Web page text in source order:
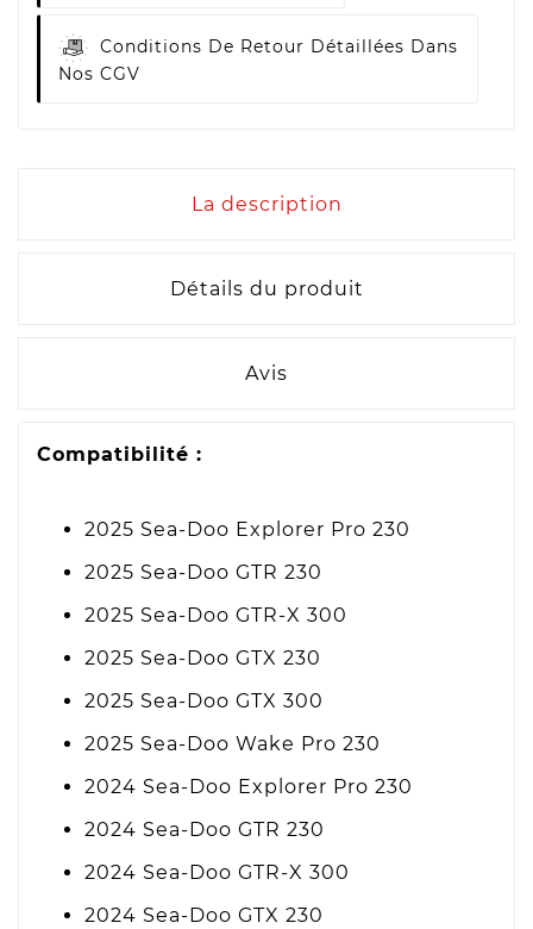
Conditions De Retour Détaillées Dans
Nos CGV
La description
Détails du produit
Avis
Compatibilité :
2025 Sea-Doo Explorer Pro 230
2025 Sea-Doo GTR 230
2025 Sea-Doo GTR-X 300
2025 Sea-Doo GTX 230
2025 Sea-Doo GTX 300
2025 Sea-Doo Wake Pro 230
2024 Sea-Doo Explorer Pro 230
2024 Sea-Doo GTR 230
2024 Sea-Doo GTR-X 300
2024 Sea-Doo GTX 230